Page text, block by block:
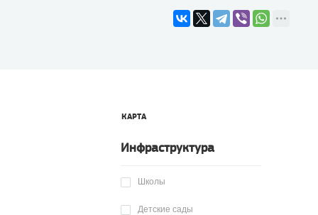
КАРТА
Инфраструктура
Школы
Детские сады